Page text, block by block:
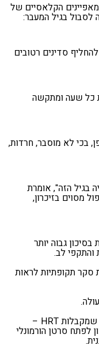
הקלאסיים של
לסבול בגיל המעבר:
סדינים רטובים
כל שעה ומתקשה
בכי לא מוסבר, חרדות,
בגיל הזה", אומרת
מסוים בזיכרון,
גבוה יותר
והתקפי לב.
סקר תקופתיות לראות
"בקרב נשים בגיל המעבר שמקבלות HRT –
לפתח סרטן הורמונלי